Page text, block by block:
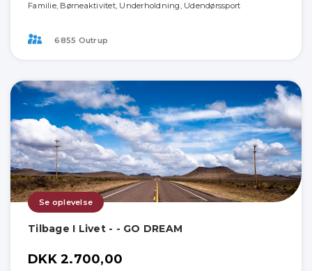
Familie, Børneaktivitet, Underholdning, Udendørssport
6855 Outrup
Se oplevelse
Tilbage I Livet - - GO DREAM
DKK 2.700,00